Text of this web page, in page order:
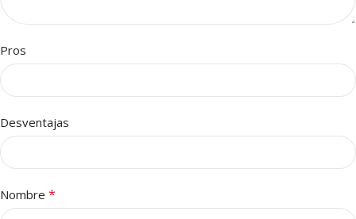
Pros
Desventajas
Nombre *